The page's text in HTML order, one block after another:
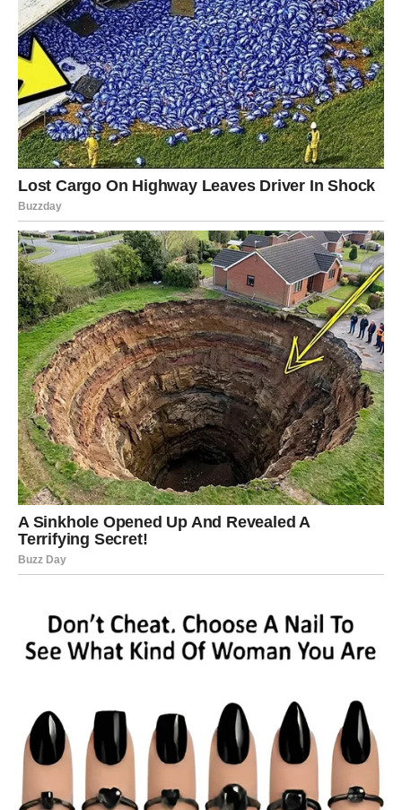
Na poslu se otvaraju nove mogućnosti, dok ljubavni
odnosi postaju stabilniji i ispunjeniji.
Škorpija
Škorpije će dobiti odgovor koji će promijeniti način na
koji gledaju na jednu važnu situaciju. Istina možda neće
biti potpuno onakva kakvu ste očekivali, ali će vam
pomoći da krenete naprijed bez tereta sumnje.
povjerenje. Poslovno, dolazi prilika koju ne biste trebali
propustiti.
Strijelac
Strijelčevima zvijezde poručuju da vjeruju vlastitom
promjena i niste pogriješili. Pred vama je period u kojem
će mnoge stvari konačno dobiti smisao.
Ljubavni život donosi više radosti, a poslovni planovi
kreću u pravcu koji vam donosi mnogo više mogućnosti.